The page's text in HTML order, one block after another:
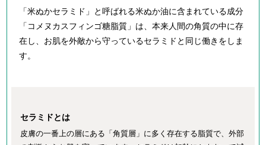
「米ぬかセラミド」と呼ばれる米ぬか油に含まれている成分
「コメヌカスフィンゴ糖脂質」は、本来人間の角質の中に存
在し、お肌を外敵から守っているセラミドと同じ働きをしま
す。
セラミドとは
皮膚の一番上の層にある「角質層」に多く存在する脂質で、外部